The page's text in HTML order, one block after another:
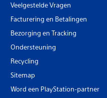
Veelgestelde Vragen
Facturering en Betalingen
Bezorging en Tracking
Ondersteuning
Recycling
Sitemap
Word een PlayStation-partner